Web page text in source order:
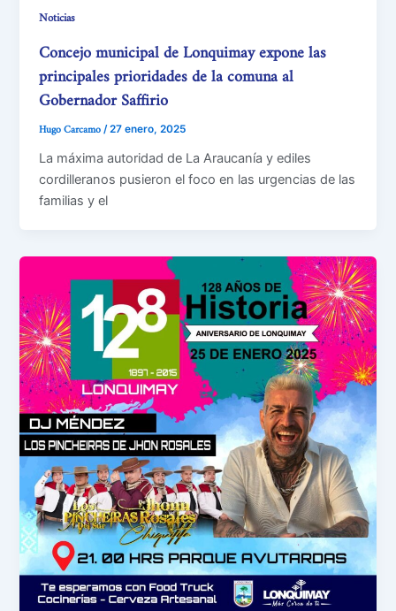
Noticias
Concejo municipal de Lonquimay expone las
principales prioridades de la comuna al
Gobernador Saffirio
Hugo Carcamo/27 enero, 2025
La máxima autoridad de La Araucanía y ediles
cordilleranos pusieron el foco en las urgencias de las
familias y el